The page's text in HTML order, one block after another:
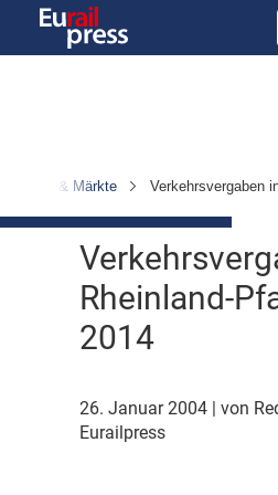
& Märkte Verkehrsvergaben
Rheinland-
2014
26. Januar 2004
| von
Eurailpress